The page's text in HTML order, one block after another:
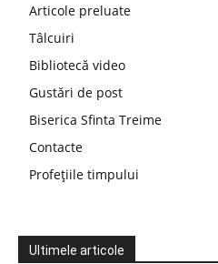
Articole preluate
Tâlcuiri
Bibliotecă video
Gustări de post
Biserica Sfinta Treime
Contacte
Profețiile timpului
Ultimele articole